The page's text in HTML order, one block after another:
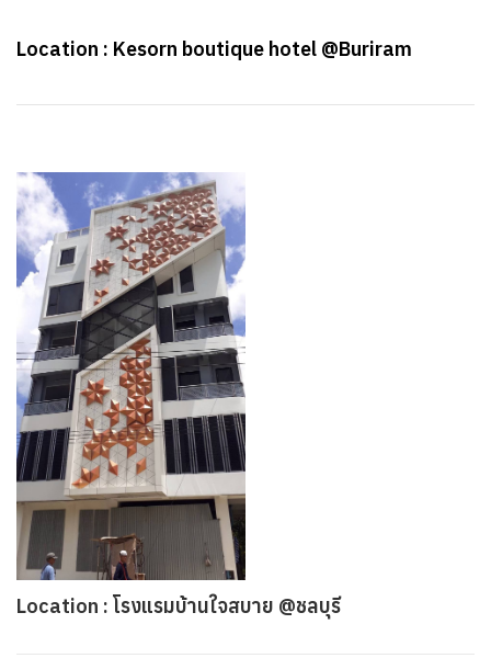
Location : Kesorn boutique hotel @Buriram
Location : โรงแรมบ้านใจสบาย @ชลบุรี